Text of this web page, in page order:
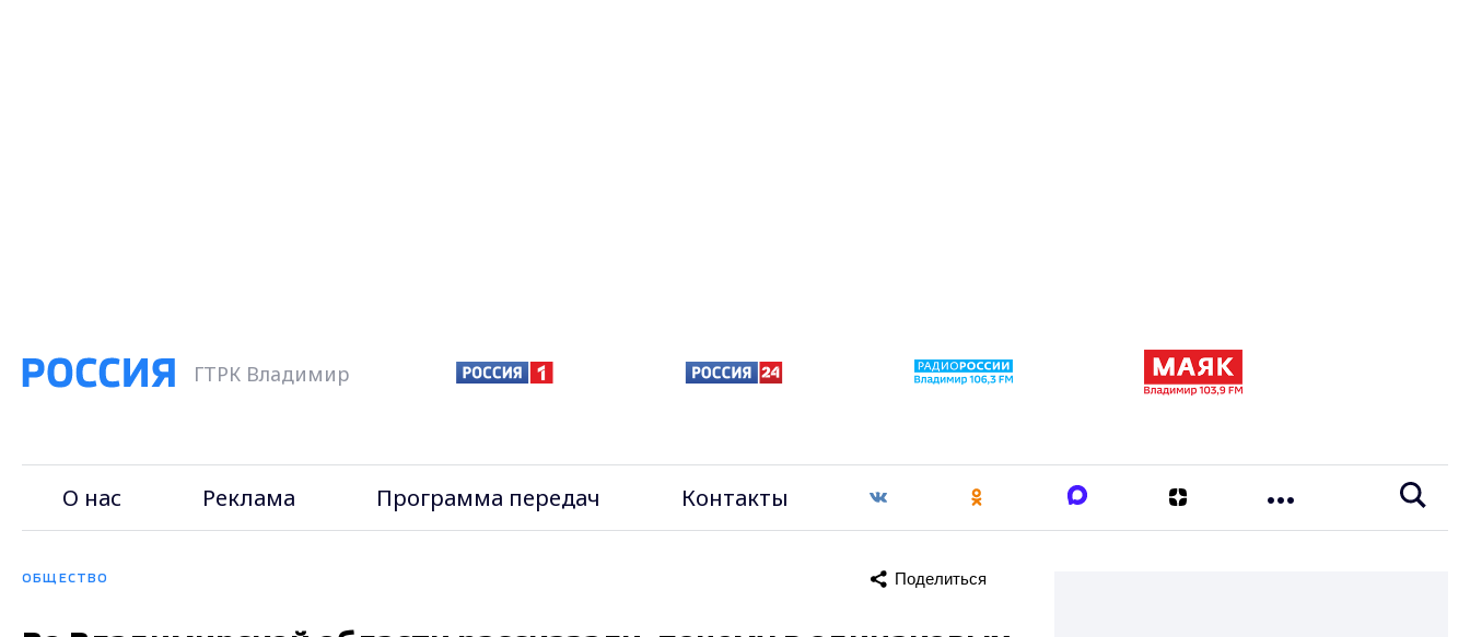
ГТРК Владимир
О нас Реклама Программа передач Контакты
ОБЩЕСТВО Поделиться